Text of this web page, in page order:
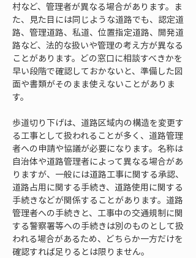
村など、管理者が異なる場合があります。ま
た、見た目には同じような道路でも、認定道
路、管理道路、私道、位置指定道路、開発道
路など、法的な扱いや管理の考え方が異なる
ことがあります。どの窓口に相談すべきかを
早い段階で確認しておかないと、準備した図
面や書類がそのまま使えないことがありま
す。
歩道切り下げは、道路区域内の構造を変更す
る工事として扱われることが多く、道路管理
者への申請や協議が必要になります。名称は
自治体や道路管理者によって異なる場合があ
りますが、一般には道路工事に関する承認、
道路占用に関する手続き、道路使用に関する
手続きなどが関係することがあります。道路
管理者への手続きと、工事中の交通規制に関
する警察署等への手続きは別のものとして扱
われる場合があるため、どちらか一方だけを
確認すれば足りるとは限りません。